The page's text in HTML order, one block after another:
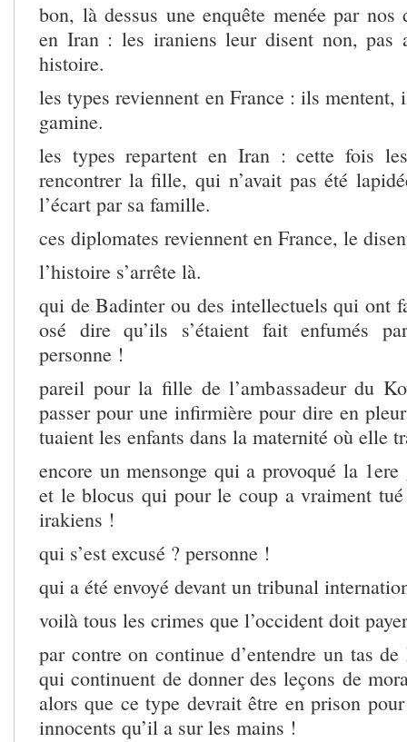
bon, là dessus une enquête menée par
en Iran : les iraniens leur disent non, pas
histoire.
les types reviennent en France : ils mentent,
gamine.
les types repartent en Iran : cette fois
rencontrer la fille, qui n’avait pas été
l’écart par sa famille.
ces diplomates reviennent en France, le
l’histoire s’arrête là.
qui de Badinter ou des intellectuels qui ont
osé dire qu’ils s’étaient fait enfumés
personne !
pareil pour la fille de l’ambassadeur du
passer pour une infirmière pour dire en
tuaient les enfants dans la maternité où elle
encore un mensonge qui a provoqué la
et le blocus qui pour le coup a vraiment
irakiens !
qui s’est excusé ? personne !
qui a été envoyé devant un tribunal
voilà tous les crimes que l’occident doit
par contre on continue d’entendre un tas
qui continuent de donner des leçons de
alors que ce type devrait être en prison
innocents qu’il a sur les mains !